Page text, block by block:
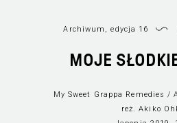
Wszystkie
Archiwum, edycja 16
MOJE
My Sweet Grappa Remedies /
reż. Akiko